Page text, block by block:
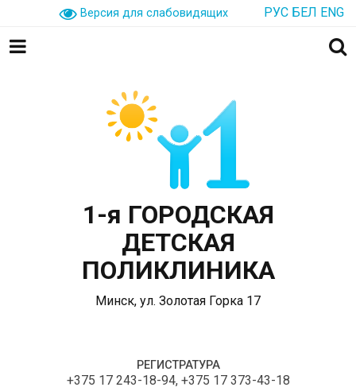
Версия для слабовидящих РУС БЕЛ ENG
1-я ГОРОДСКАЯ
ДЕТСКАЯ
ПОЛИКЛИНИКА
Минск, ул. Золотая Горка 17
РЕГИСТРАТУРА
+375 17 243-18-94, +375 17 373-43-18